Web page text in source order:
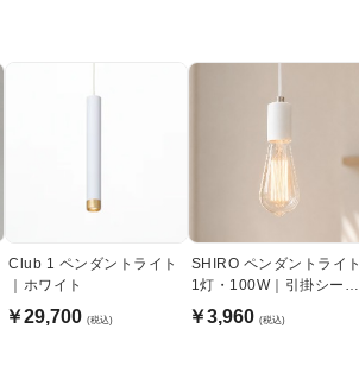
Club 1 ペンダントライト
｜ホワイト
￥29,700 (税込)
SHIRO ペンダントライト
1灯・100W｜引掛シーリ
ング式
￥3,960 (税込)